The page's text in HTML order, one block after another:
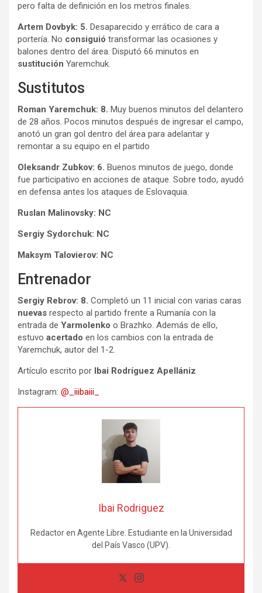
pero falta de definición en los metros finales.
Artem Dovbyk: 5. Desaparecido y errático de cara a
portería. No consiguió transformar las ocasiones y
balones dentro del área. Disputó 66 minutos en
sustitución Yaremchuk.
Sustitutos
Roman Yaremchuk: 8. Muy buenos minutos del delantero
de 28 años. Pocos minutos después de ingresar el campo,
anotó un gran gol dentro del área para adelantar y
remontar a su equipo en el partido
Oleksandr Zubkov: 6. Buenos minutos de juego, donde
fue participativo en acciones de ataque. Sobre todo, ayudó
en defensa antes los ataques de Eslovaquia.
Ruslan Malinovsky: NC
Sergiy Sydorchuk: NC
Maksym Talovierov: NC
Entrenador
Sergiy Rebrov: 8. Completó un 11 inicial con varias caras
nuevas respecto al partido frente a Rumanía con la
entrada de Yarmolenko o Brazhko. Además de ello,
estuvo acertado en los cambios con la entrada de
Yaremchuk, autor del 1-2.
Artículo escrito por
Ibai Rodríguez Apellániz
Instagram: @_iiibaiii_
Ibai Rodriguez
Redactor en Agente Libre. Estudiante en la Universidad
del País Vasco (UPV).